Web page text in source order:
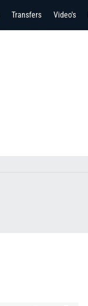
Transfers Video's